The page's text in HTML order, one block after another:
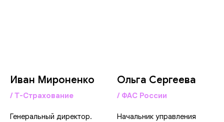
Иван Мироненко
/ Т-Страхование
Генеральный директор.
Ольга Сергеева
/ ФАС России
Начальник управления